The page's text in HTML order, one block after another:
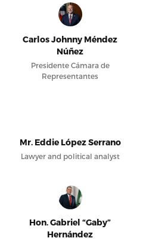
Carlos Johnny Méndez
Núñez
Presidente Cámara de
Representantes
Mr. Eddie López Serrano
Lawyer and political analyst
Hon. Gabriel “Gaby”
Hernández